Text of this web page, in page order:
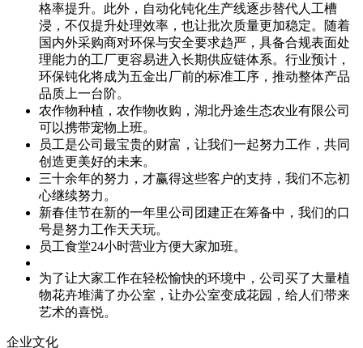
格率提升。此外，自动化钝化生产线逐步替代人工槽
浸，不仅提升处理效率，也让批次质量更加稳定。随着
国内外采购商对环保与安全要求趋严，具备合规表面处
理能力的工厂更容易进入长期供应链体系。行业预计，
环保钝化将成为五金出厂前的标准工序，推动整体产品
品质上一台阶。
农作物种植，农作物收购，湖北丹途生态农业有限公司
可以携带宠物上班。
员工是公司最宝贵的财富，让我们一起努力工作，共同
创造更美好的未来。
三十余年的努力，才赢得这些客户的支持，我们不忘初
心继续努力。
新春佳节在新的一年里公司团建正在筹备中，我们的口
号是努力工作天天玩。
员工食堂24小时营业方便大家加班。
为了让大家工作在轻松愉快的环境中，公司买了大量植
物花卉堆满了办公室，让办公室变成花园，给人们带来
艺术的喜悦。
企业文化